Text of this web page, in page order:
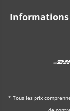
Informations
* Tous les prix